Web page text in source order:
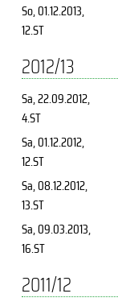
So, 01.12.2013,
12.ST
2012/13
Sa, 22.09.2012,
4.ST
Sa, 01.12.2012,
12.ST
Sa, 08.12.2012,
13.ST
Sa, 09.03.2013,
16.ST
2011/12